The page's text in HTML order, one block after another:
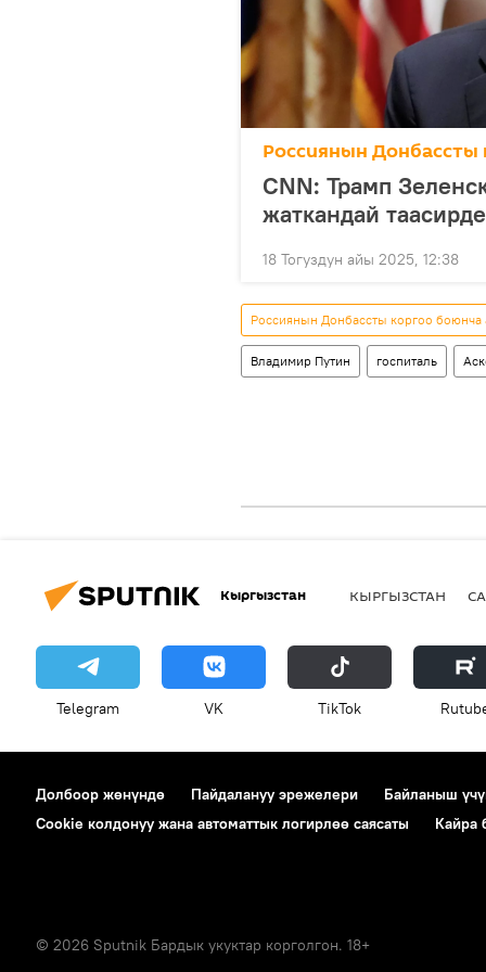
Россиянын
CNN: Трамп
жаткандай
18 Тогуздун айы 2025, 12:38
Россиянын Донбассты коргоо
Владимир Путин госпиталь
Кыргызстан КЫРГЫЗСТАН
Telegram VK ТikТоk
Долбоор жөнүндө Пайдалануу эрежелери
Байланыш
Cookie колдонуу жана автоматтык логирлөө саясаты
Кайра
© 2026 Sputnik Бардык укуктар корголгон. 18+